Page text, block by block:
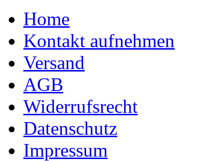
Home
Kontakt aufnehmen
Versand
AGB
Widerrufsrecht
Datenschutz
Impressum